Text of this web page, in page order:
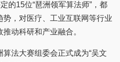
的15位“琶洲领军算法师”，都
，对医疗、工业互联网等行业
动科研和产业融合。
法大赛组委会正式成为“吴文